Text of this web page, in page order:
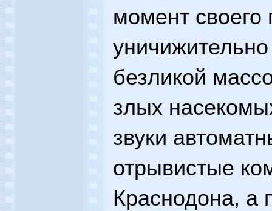
момент своего
уничижительно
безликой
злых
звуки
отрывистые
Краснодона, а